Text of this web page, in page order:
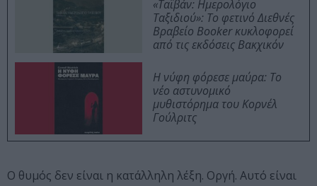
«Ταϊβάν: Ημερολόγιο
Ταξιδιού»: Το φετινό Διεθνές
Βραβείο Booker κυκλοφορεί
από τις εκδόσεις Βακχικόν
Η νύφη φόρεσε μαύρα: Το
νέο αστυνομικό
μυθιστόρημα του Κορνέλ
Γούλριτς
Ο θυμός δεν είναι η κατάλληλη λέξη. Οργή. Αυτό είναι